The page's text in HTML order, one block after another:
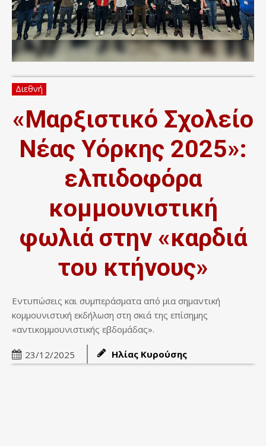
Διεθνή
«Μαρξιστικό Σχολείο
Νέας Υόρκης 2025»:
ελπιδοφόρα
κομμουνιστική
φωλιά στην «καρδιά
του κτήνους»
Εντυπώσεις και συμπεράσματα από μια σημαντική
κομμουνιστική εκδήλωση στη σκιά της επίσημης
«αντικομμουνιστικής εβδομάδας».
23/12/2025 Ηλίας Κυρούσης